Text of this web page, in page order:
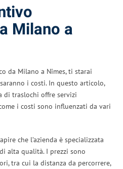
Milano a
da Milano a Nîmes, ti starai
i costi. In questo articolo,
di traslochi offre servizi
i costi sono influenzati da vari
che l’azienda è specializzata
alta qualità. I prezzi sono
tra cui la distanza da percorrere,